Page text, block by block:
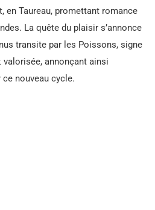
en Taureau, promettant romance
La quête du plaisir s’annonce
transite par les Poissons, signe
annonçant ainsi
ce nouveau cycle.